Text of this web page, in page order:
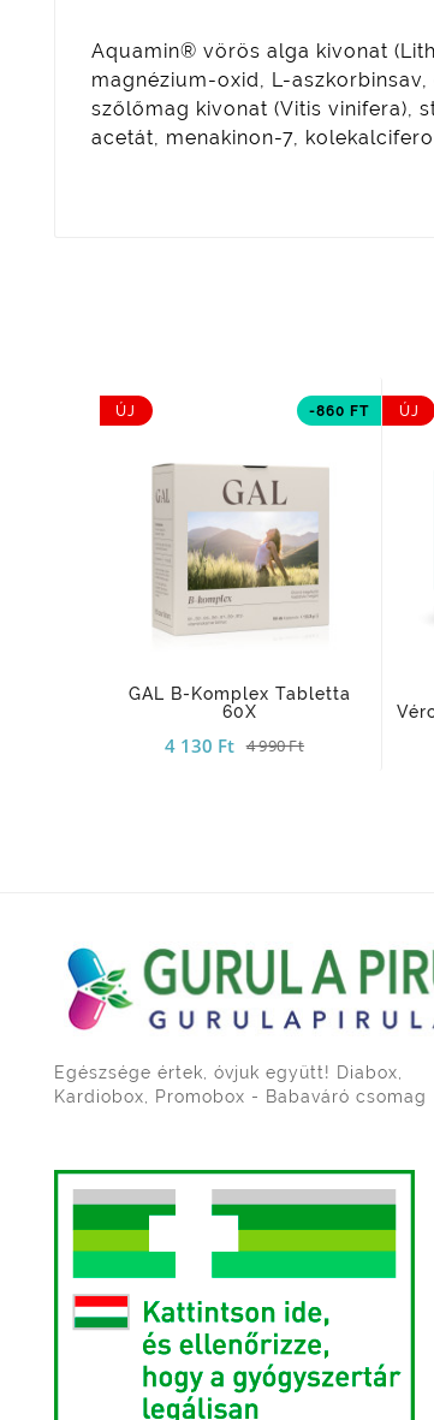
Aquamin® vörös alga kivonat
magnézium-oxid, L-
szőlőmag kivonat (Vitis vinifera),
acetát, menakinon-7,
ÚJ -860 FT
add_shopping_cart
GAL B-Komplex Tabletta
60X
4 130 Ft 4 990 Ft
ÚJ
Egészsége értek, óvjuk együtt! Diabox,
Kardiobox, Promobox - Babaváró csomag